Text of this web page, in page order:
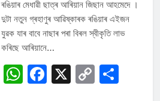
ৰঙিয়াৰ মেধাৱী ছাত্ৰ আৰিয়ান জিছান আহমেদে ।
দুটা নতুন গ্ৰহাণুৰ আৱিষ্কাৰক ৰঙিয়াৰ এইজন
যুৱক যাৰ বাবে নাছাৰ পৰা বিৰল স্বীকৃতি লাভ
কৰিছে আৰিয়ানে…
WhatsApp
Facebook
X Copy